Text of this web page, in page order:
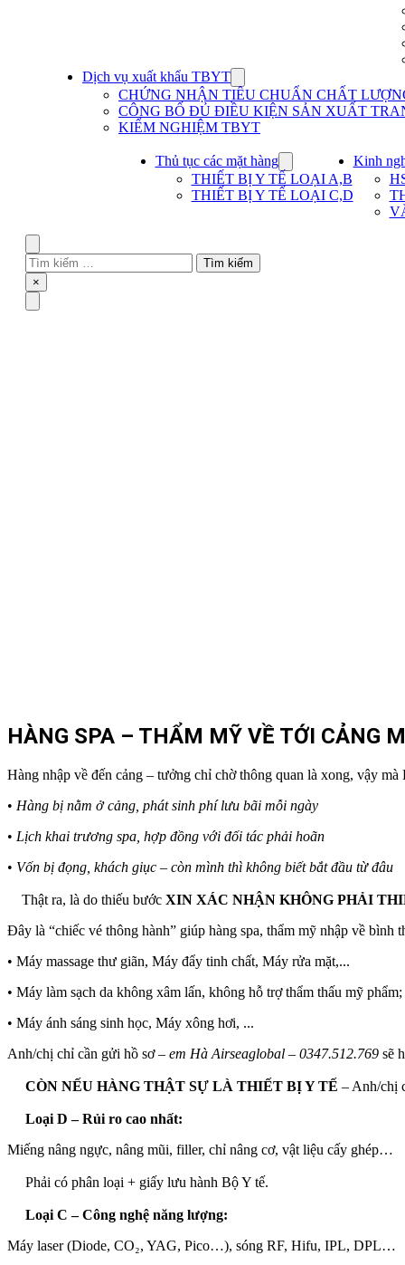
Dịch vụ xuất khẩu TBYT
submenu
for
Dịch
vụ
khẩu
TBYT
CHỨNG NHẬN TIÊU CHUẨN CHẤT
CÔNG BỐ ĐỦ ĐIỀU KIỆN SẢN XUẤT
KIỂM NGHIỆM TBYT
Thủ tục các mặt hàng
submenu
for
Thủ
THIẾT BỊ Y TẾ LOẠI A,B
THIẾT BỊ Y TẾ LOẠI C,D
Kinh
Tìm
kiếm
cho:
Close
×
HÀNG SPA – THẨM MỸ VỀ TỚI CẢNG
Hàng nhập về đến cảng – tưởng chỉ chờ thông quan là xong, vậy
• Hàng bị nằm ở cảng, phát sinh phí lưu bãi mỗi ngày
• Lịch khai trương spa, hợp đồng với đối tác phải hoãn
• Vốn bị đọng, khách giục – còn mình thì không biết bắt đầu từ đâu
Thật ra, là do thiếu bước XIN XÁC NHẬN KHÔNG PHẢI
Đây là “chiếc vé thông hành” giúp hàng spa, thẩm mỹ nhập về
• Máy massage thư giãn, Máy đẩy tinh chất, Máy rửa mặt,...
• Máy làm sạch da không xâm lấn, không hỗ trợ thẩm thấu mỹ
• Máy ánh sáng sinh học, Máy xông hơi, ...
Anh/chị chỉ cần gửi hồ sơ – em Hà Airseaglobal – 0347.512.769 sẽ
CÒN NẾU HÀNG THẬT SỰ LÀ THIẾT BỊ Y TẾ – Anh/chị
Loại D – Rủi ro cao nhất:
Miếng nâng ngực, nâng mũi, filler, chỉ nâng cơ, vật liệu cấy ghép…
Phải có phân loại + giấy lưu hành Bộ Y tế.
Loại C – Công nghệ năng lượng:
Máy laser (Diode, CO₂, YAG, Pico…), sóng RF, Hifu, IPL, DPL…